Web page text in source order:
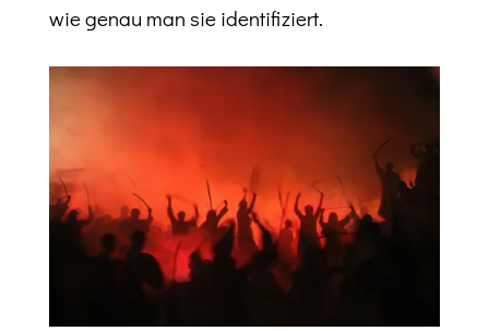
wie genau man sie identifiziert.